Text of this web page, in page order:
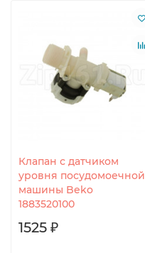
Клапан с датчиком
уровня посудомоечной
машины Beko
1883520100
1525 ₽